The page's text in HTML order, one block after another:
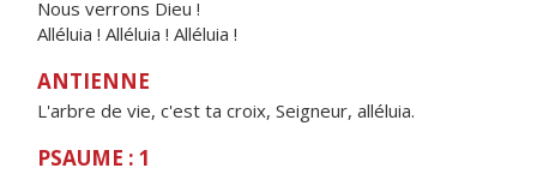
Nous verrons Dieu !
Alléluia ! Alléluia ! Alléluia !
ANTIENNE
L'arbre de vie, c'est ta croix, Seigneur, alléluia.
PSAUME : 1